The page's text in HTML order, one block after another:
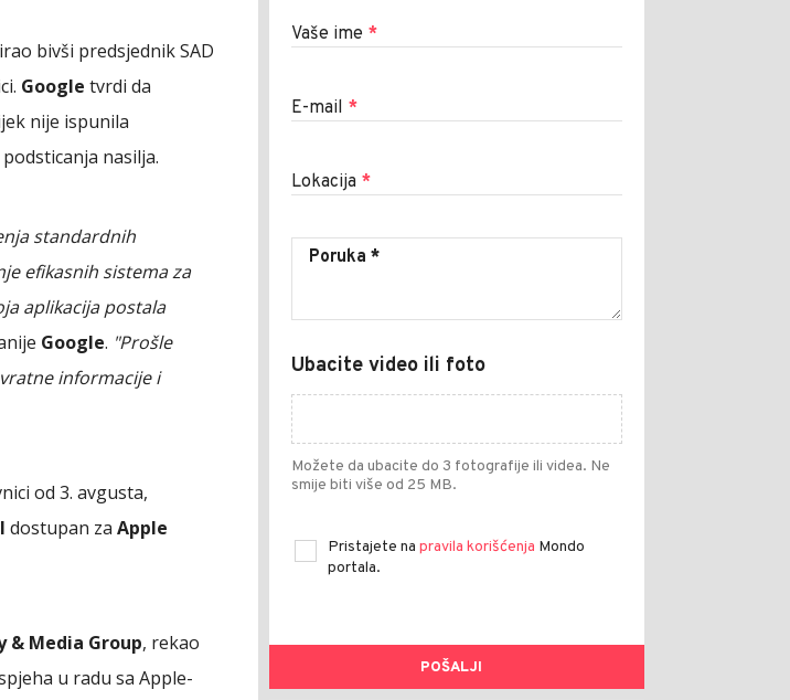
bivši predsjednik SAD
Google tvrdi da
nije ispunila
nasilja.
standardnih
efikasnih sistema za
aplikacija postala
Google. "Prošle
informacije i
od 3. avgusta,
dostupan za Apple
& Media Group, rekao
u radu sa Apple-
Vaše ime *
E-mail *
Lokacija *
Ubacite video ili foto
Možete da ubacite do 3 fotografije ili videa. Ne
smije biti više od 25 MB.
Pristajete na pravila korišćenja Mondo
portala.
POŠALJI